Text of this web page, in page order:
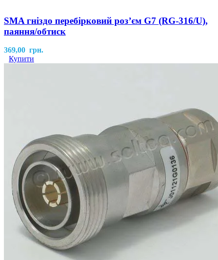
SMA гніздо перебірковий розʼєм G7 (RG-316/U),
паяння/обтиск
369,00 грн.
Купити